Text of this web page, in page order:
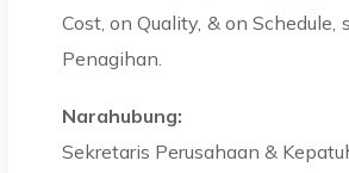
Cost, on Quality, & on Schedule,
Penagihan.
Narahubung:
Sekretaris Perusahaan &